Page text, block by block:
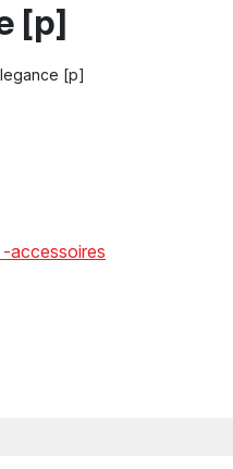
[p]
[p]
-accessoires